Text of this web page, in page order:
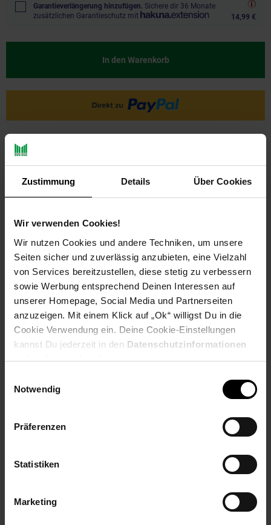
Zustimmung Details Über Cookies
Wir verwenden Cookies!
Wir nutzen Cookies und andere Techniken, um unsere
Seiten sicher und zuverlässig anzubieten, eine Vielzahl
von Services bereitzustellen, diese stetig zu verbessern
sowie Werbung entsprechend Deinen Interessen auf
unserer Homepage, Social Media und Partnerseiten
anzuzeigen. Mit einem Klick auf „Ok“ willigst Du in die
Cookie Verwendung ein. Deine Cookie-Einstellungen
kannst Du jederzeit in den Datenschutzinformationen
ändern bzw. widerrufen.
Notwendig
Präferenzen
Statistiken
Marketing
Garantieverlängerung hinzufügen. Sichere dir 36 Monate
zusätzlichen Garantieschutz mit
14,99 €
In den Warenkorb
Ja, ich möchte ein Altgerät abgeben.
PAYBACK
Payback Punkte Basis°Punkte:
44
Extra°Punkte:
0
Produktbeschreibung
Braun Satin Hair 7 SensoDryer. Der professionelle
eingebaute Sensor misst die Temperatur 600 x pro Minute und
der Haartrockner passt sie sofort auf das optimale Niveau an.
Artikel gehört zur Kategorie:
Haartrockner, Glätteisen & Co.